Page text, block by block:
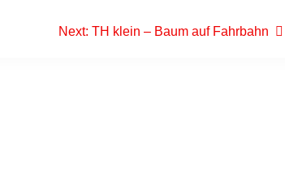
Next: Next
TH klein – Baum auf Fahrbahn